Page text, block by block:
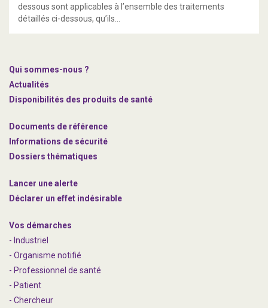
dessous sont applicables à l’ensemble des traitements
détaillés ci-dessous, qu’ils...
Qui sommes-nous ?
Actualités
Disponibilités des produits de santé
Documents de référence
Informations de sécurité
Dossiers thématiques
Lancer une alerte
Déclarer un effet indésirable
Vos démarches
- Industriel
- Organisme notifié
- Professionnel de santé
- Patient
- Chercheur